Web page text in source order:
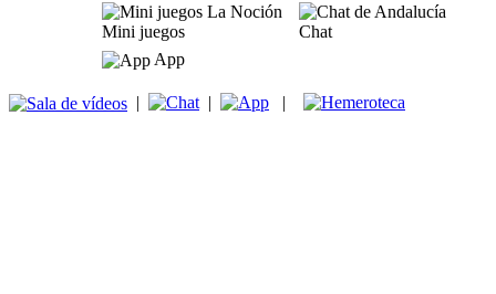
Mini juegos
Chat
App
| | |